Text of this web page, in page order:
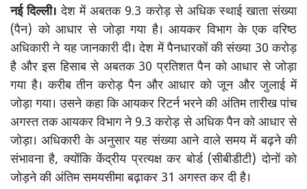
नई दिल्ली। देश में अबतक 9.3 करोड़ से अधिक स्थाई खाता संख्या
(पैन) को आधार से जोड़ा गया है। आयकर विभाग के एक वरिष्ठ
अधिकारी ने यह जानकारी दी। देश में पैनधारकों की संख्या 30 करोड़
है और इस हिसाब से अबतक 30 प्रतिशत पैन को आधार से जोड़ा
गया है। करीब तीन करोड़ पैन और आधार को जून और जुलाई में
जोड़ा गया। उसने कहा कि आयकर रिटर्न भरने की अंतिम तारीख पांच
अगस्त तक आयकर विभाग ने 9.3 करोड़ से अधिक पैन को आधार से
जोड़ा। अधिकारी के अनुसार यह संख्या आने वाले समय में बढ़ने की
संभावना है, क्योंकि केंद्रीय प्रत्यक्ष कर बोर्ड (सीबीडीटी) दोनों को
जोड़ने की अंतिम समयसीमा बढ़ाकर 31 अगस्त कर दी है।